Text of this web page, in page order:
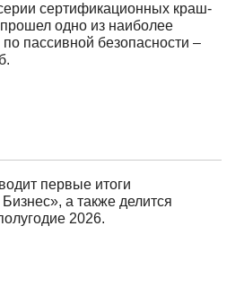
сертификационных краш-
одно из наиболее
пассивной безопасности –
первые итоги
а также делится
2026.